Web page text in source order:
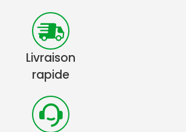
Livraison
rapide